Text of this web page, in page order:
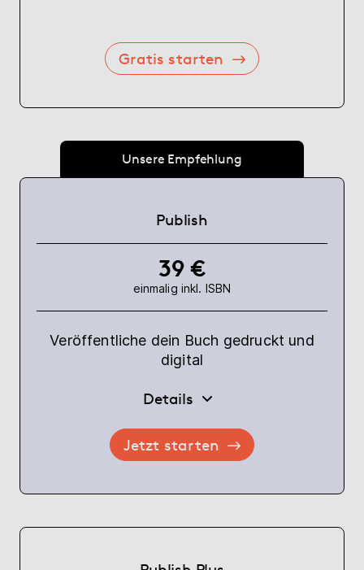
Gratis starten
Unsere Empfehlung
Publish
39 €
einmalig inkl. ISBN
Veröffentliche dein Buch gedruckt und
digital
Details
Jetzt starten